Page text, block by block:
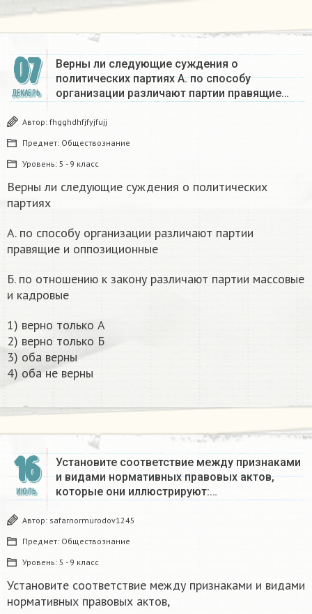
07
ДЕКАБРЬ
Верны ли следующие суждения о
политических партиях А. по способу
организации различают партии правящие…
Автор: fhgghdhfjfyjfujj
Предмет: Обществознание
Уровень: 5 - 9 класс
Верны ли следующие суждения о политических
партиях
А. по способу организации различают партии
правящие и оппозиционные
Б. по отношению к закону различают партии массовые
и кадровые
1) верно только А
2) верно только Б
3) оба верны
4) оба не верны​
16
ИЮЛЬ
Установите соответствие между признаками
и видами нормативных правовых актов,
которые они иллюстрируют:…
Автор: safarnormurodov1245
Предмет: Обществознание
Уровень: 5 - 9 класс
Установите соответствие между признаками и видами
нормативных правовых актов,